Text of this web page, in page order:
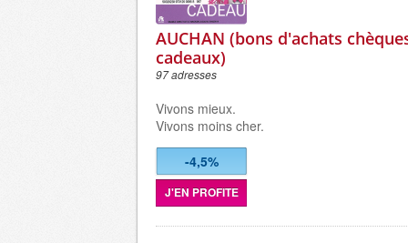
AUCHAN (bons d'achats
cadeaux)
97 adresses
Vivons mieux.
Vivons moins cher.
-4,5%
J'EN PROFITE